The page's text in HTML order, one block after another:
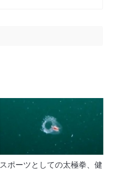
スポーツとしての太極拳、健